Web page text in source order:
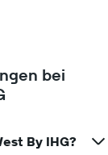
bei
By IHG?